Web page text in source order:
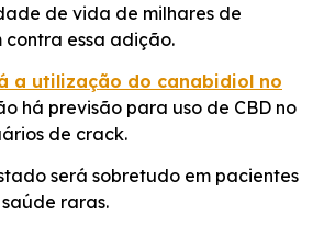
de vida de milhares de
contra essa adição.
a utilização do canabidiol no
há previsão para uso de CBD no
de crack.
será sobretudo em pacientes
raras.